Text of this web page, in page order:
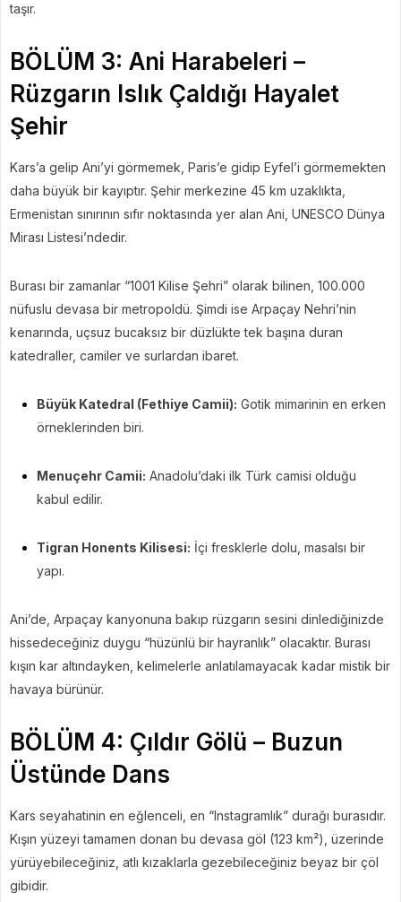
taşır.
BÖLÜM 3: Ani Harabeleri –
Rüzgarın Islık Çaldığı Hayalet
Şehir
Kars’a gelip Ani’yi görmemek, Paris’e gidip Eyfel’i görmemekten
daha büyük bir kayıptır. Şehir merkezine 45 km uzaklıkta,
Ermenistan sınırının sıfır noktasında yer alan Ani, UNESCO Dünya
Mirası Listesi’ndedir.
Burası bir zamanlar “1001 Kilise Şehri” olarak bilinen, 100.000
nüfuslu devasa bir metropoldü. Şimdi ise Arpaçay Nehri’nin
kenarında, uçsuz bucaksız bir düzlükte tek başına duran
katedraller, camiler ve surlardan ibaret.
Büyük Katedral (Fethiye Camii): Gotik mimarinin en erken
örneklerinden biri.
Menuçehr Camii: Anadolu’daki ilk Türk camisi olduğu
kabul edilir.
Tigran Honents Kilisesi: İçi fresklerle dolu, masalsı bir
yapı.
Ani’de, Arpaçay kanyonuna bakıp rüzgarın sesini dinlediğinizde
hissedeceğiniz duygu “hüzünlü bir hayranlık” olacaktır. Burası
kışın kar altındayken, kelimelerle anlatılamayacak kadar mistik bir
havaya bürünür.
BÖLÜM 4: Çıldır Gölü – Buzun
Üstünde Dans
Kars seyahatinin en eğlenceli, en “Instagramlık” durağı burasıdır.
Kışın yüzeyi tamamen donan bu devasa göl (123 km²), üzerinde
yürüyebileceğiniz, atlı kızaklarla gezebileceğiniz beyaz bir çöl
gibidir.